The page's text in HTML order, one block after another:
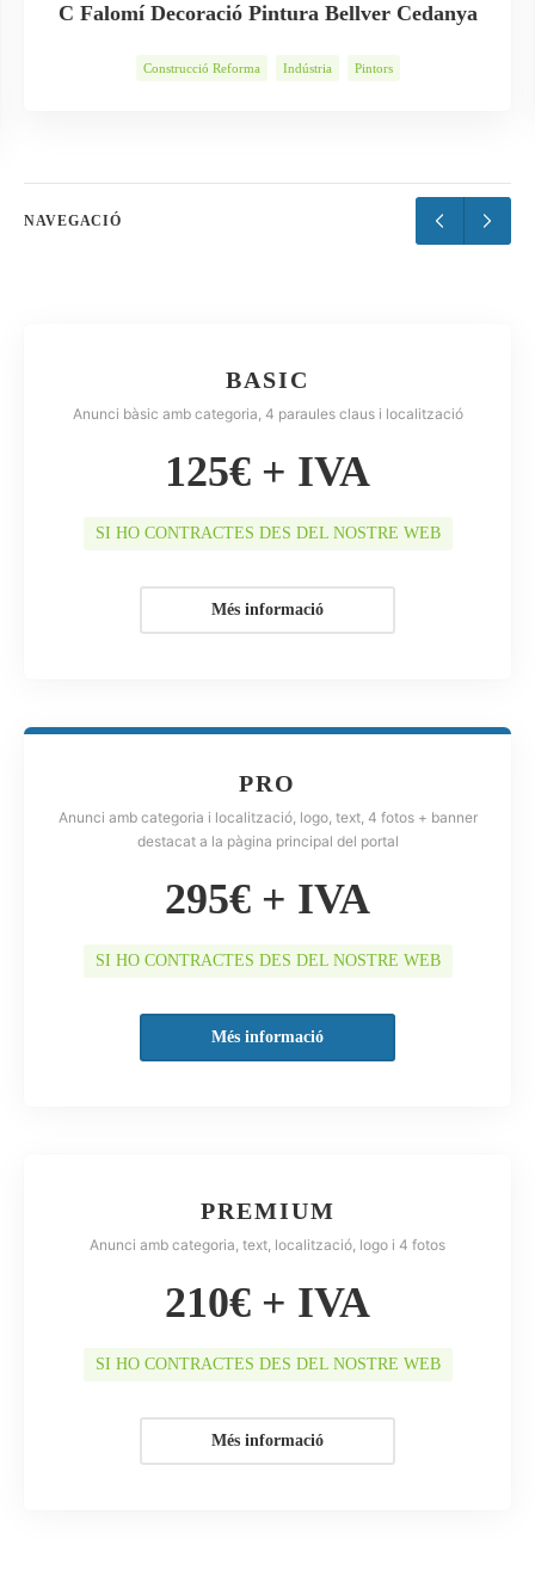
C Falomí Decoració Pintura Bellver Cedanya
Construcció Reforma Indústria Pintors
NAVEGACIÓ
BASIC
Anunci bàsic amb categoria, 4 paraules claus i localització
125€ + IVA
SI HO CONTRACTES DES DEL NOSTRE WEB
Més informació
PRO
Anunci amb categoria i localització, logo, text, 4 fotos + banner
destacat a la pàgina principal del portal
295€ + IVA
SI HO CONTRACTES DES DEL NOSTRE WEB
Més informació
PREMIUM
Anunci amb categoria, text, localització, logo i 4 fotos
210€ + IVA
SI HO CONTRACTES DES DEL NOSTRE WEB
Més informació